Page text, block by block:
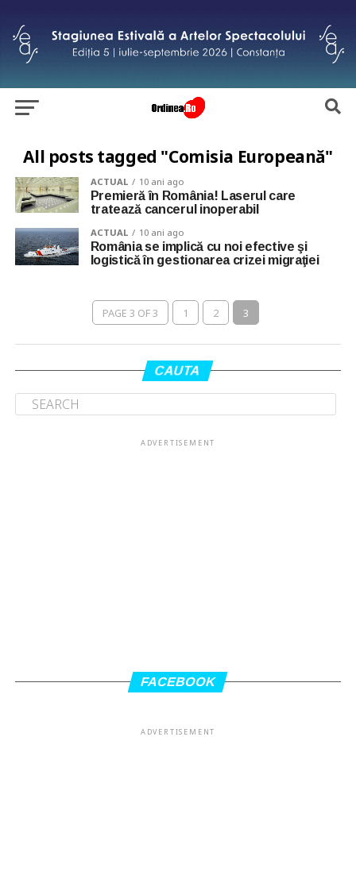
All posts tagged "Comisia Europeană"
ACTUAL 10 ani ago
Premieră în România! Laserul care
tratează cancerul inoperabil
ACTUAL 10 ani ago
România se implică cu noi efective şi
logistică în gestionarea crizei migraţiei
PAGE 3 OF 3 1 2 3
CAUTA
ADVERTISEMENT
FACEBOOK
ADVERTISEMENT